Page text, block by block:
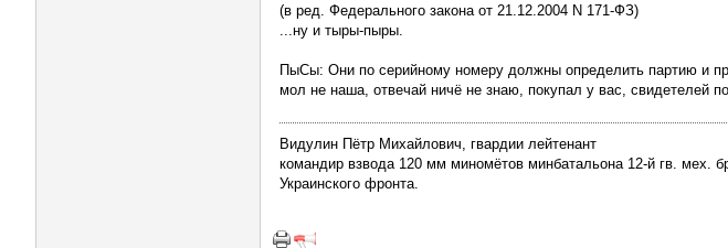
(в ред. Федерального закона от 21.12.2004 N 171-ФЗ)
...ну и тыры-пыры.
ПыСы: Они по серийному номеру должны определить партию и
мол не наша, отвечай ничё не знаю, покупал у вас, свидетелей
Видулин Пётр Михайлович, гвардии лейтенант
командир взвода 120 мм миномётов минбатальона 12-й гв. мех.
Украинского фронта.